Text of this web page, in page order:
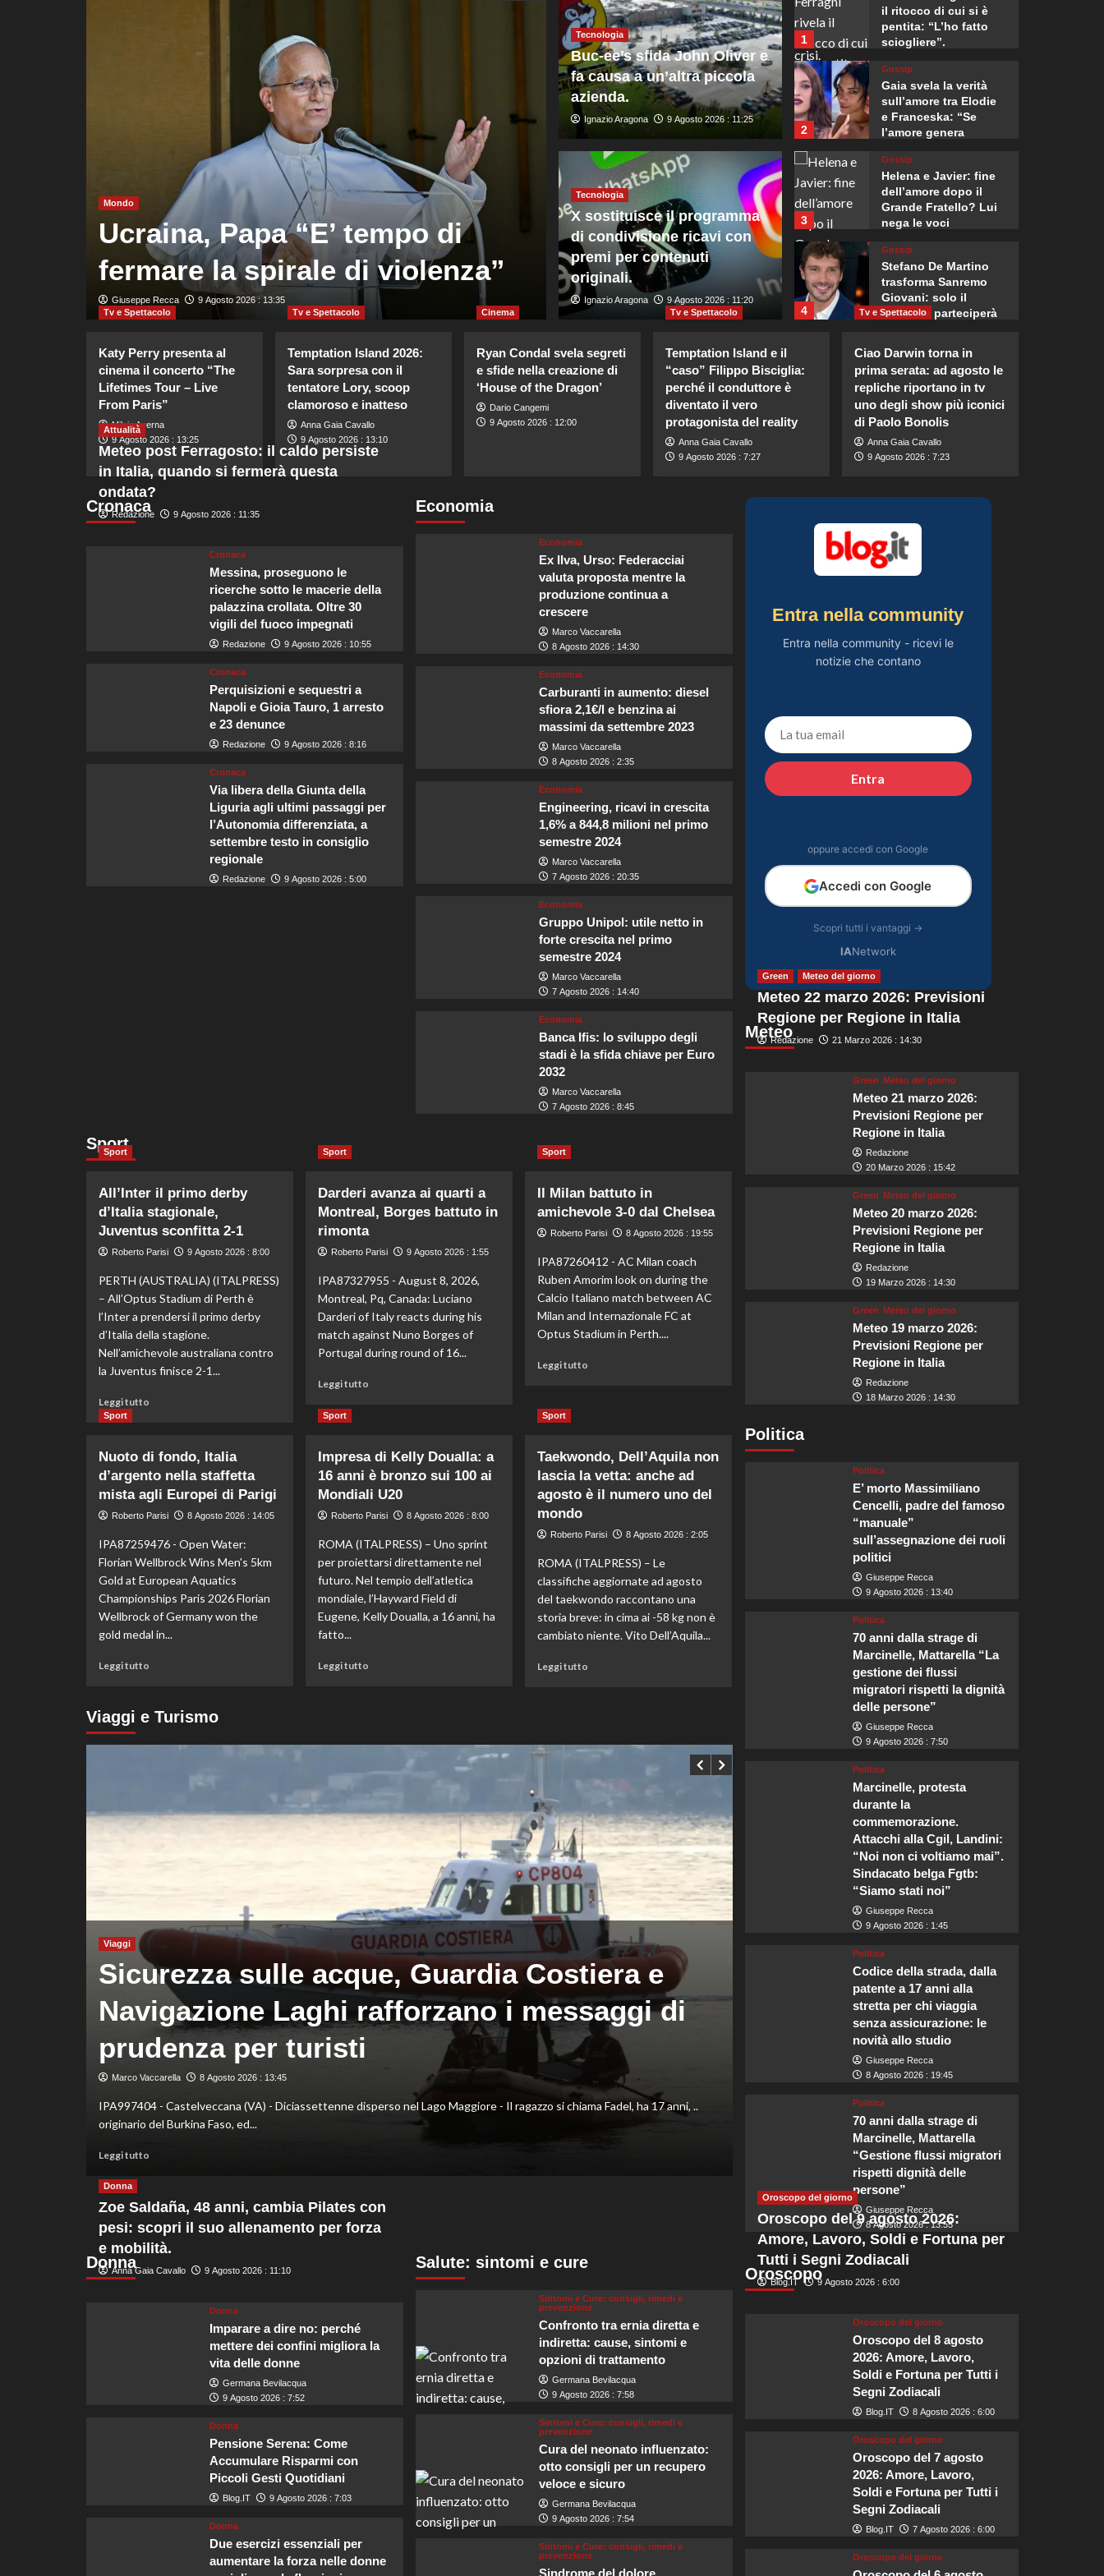
Mondo
Ucraina, Papa “E’ tempo di
fermare la spirale di violenza”
Giuseppe Recca 9 Agosto 2026 : 13:35
Spagna, implementati i controlli
alle frontiere per i viaggiatori in
arrivo dall’Italia. Il commissario
Ue Brunner sente i due Paesi
Giuseppe Recca 9 Agosto 2026 : 7:45
Tecnologia
Buc-ee’s sfida John Oliver e
fa causa a un’altra piccola
azienda.
Ignazio Aragona 9 Agosto 2026 : 11:25
Tecnologia
X sostituisce il programma
di condivisione ricavi con
premi per contenuti
originali.
Ignazio Aragona 9 Agosto 2026 : 11:20
1
il ritocco di cui si è
pentita: “L’ho fatto
sciogliere”.
2
Gossip
Gaia svela la verità
sull’amore tra Elodie
e Franceska: “Se
l’amore genera
3
Gossip
Helena e Javier: fine
dell’amore dopo il
Grande Fratello? Lui
nega le voci
4
Gossip
Stefano De Martino
trasforma Sanremo
Giovani: solo il
vincitore parteciperà
Alvaro Morata e Alice
Campello:
riconciliazione
celebrata con il primo
post dopo la crisi.
Chiara Ferragni rivela
il ritocco di cui si è
sciogliere”.
Gaia svela la verità
sull’amore tra Elodie
e Franceska: “Se
Gossip
Helena e Javier: fine
dell’amore dopo il
Grande Fratello? Lui
4
Stefano De Martino
trasforma Sanremo
Giovani: solo il
vincitore parteciperà
ai Big nel 2027.
celebrata con il primo
post dopo la crisi.
Tv e Spettacolo
Katy Perry presenta al
cinema il concerto “The
Lifetimes Tour – Live
From Paris”
Milvia Averna
9 Agosto 2026 : 13:25
Tv e Spettacolo
Temptation Island 2026:
Sara sorpresa con il
tentatore Lory, scoop
clamoroso e inatteso
Anna Gaia Cavallo
9 Agosto 2026 : 13:10
Cinema
Ryan Condal svela segreti
e sfide nella creazione di
‘House of the Dragon’
Dario Cangemi
9 Agosto 2026 : 12:00
Tv e Spettacolo
Temptation Island e il
“caso” Filippo Bisciglia:
perché il conduttore è
diventato il vero
protagonista del reality
Anna Gaia Cavallo
9 Agosto 2026 : 7:27
Tv e Spettacolo
Ciao Darwin torna in
prima serata: ad agosto le
repliche riportano in tv
uno degli show più iconici
di Paolo Bonolis
Anna Gaia Cavallo
9 Agosto 2026 : 7:23
Cronaca
Attualità
Meteo post Ferragosto: il caldo persiste
in Italia, quando si fermerà questa
ondata?
Redazione 9 Agosto 2026 : 11:35
Cronaca
Messina, proseguono le
ricerche sotto le macerie della
palazzina crollata. Oltre 30
vigili del fuoco impegnati
Redazione 9 Agosto 2026 : 10:55
Cronaca
Perquisizioni e sequestri a
Napoli e Gioia Tauro, 1 arresto
e 23 denunce
Redazione 9 Agosto 2026 : 8:16
Cronaca
Via libera della Giunta della
Liguria agli ultimi passaggi per
l’Autonomia differenziata, a
settembre testo in consiglio
regionale
Redazione 9 Agosto 2026 : 5:00
Economia
Economia
Ex Ilva, Urso: Federacciai
valuta proposta mentre la
produzione continua a
crescere
Marco Vaccarella
8 Agosto 2026 : 14:30
Economia
Carburanti in aumento: diesel
sfiora 2,1€/l e benzina ai
massimi da settembre 2023
Marco Vaccarella
8 Agosto 2026 : 2:35
Economia
Engineering, ricavi in crescita
1,6% a 844,8 milioni nel primo
semestre 2024
Marco Vaccarella
7 Agosto 2026 : 20:35
Economia
Gruppo Unipol: utile netto in
forte crescita nel primo
semestre 2024
Marco Vaccarella
7 Agosto 2026 : 14:40
Economia
Banca Ifis: lo sviluppo degli
stadi è la sfida chiave per Euro
2032
Marco Vaccarella
7 Agosto 2026 : 8:45
Sport
Sport
All’Inter il primo derby
d’Italia stagionale,
Juventus sconfitta 2-1
Roberto Parisi 9 Agosto 2026 : 8:00
PERTH (AUSTRALIA) (ITALPRESS)
– All’Optus Stadium di Perth è
l’Inter a prendersi il primo derby
d’Italia della stagione.
Nell’amichevole australiana contro
la Juventus finisce 2-1...
Leggi tuttoLeggi
All’Inter
il
primo
stagionale,
Juventus
2-
1
Sport
Darderi avanza ai quarti a
Montreal, Borges battuto in
rimonta
Roberto Parisi 9 Agosto 2026 : 1:55
IPA87327955 - August 8, 2026,
Montreal, Pq, Canada: Luciano
Darderi of Italy reacts during his
match against Nuno Borges of
Portugal during round of 16...
Leggi tuttoLeggi
avanza
ai
quarti
Montreal,
Borges
in
rimonta
Sport
Il Milan battuto in
amichevole 3-0 dal Chelsea
Roberto Parisi 8 Agosto 2026 : 19:55
IPA87260412 - AC Milan coach
Ruben Amorim look on during the
Calcio Italiano match between AC
Milan and Internazionale FC at
Optus Stadium in Perth....
Leggi tutto
battuto
in
amichevole
3-
dal
Sport
Nuoto di fondo, Italia
d’argento nella staffetta
mista agli Europei di Parigi
Roberto Parisi 8 Agosto 2026 : 14:05
IPA87259476 - Open Water:
Florian Wellbrock Wins Men's 5km
Gold at European Aquatics
Championships Paris 2026 Florian
Wellbrock of Germany won the
gold medal in...
Leggi tuttoLeggi
su
Nuoto
staffetta
agli
Sport
Impresa di Kelly Doualla: a
16 anni è bronzo sui 100 ai
Mondiali U20
Roberto Parisi 8 Agosto 2026 : 8:00
ROMA (ITALPRESS) – Uno sprint
per proiettarsi direttamente nel
futuro. Nel tempio dell’atletica
mondiale, l’Hayward Field di
Eugene, Kelly Doualla, a 16 anni, ha
fatto...
Leggi tuttoLeggi
Doualla:
anni
Mondiali
U20
Sport
Taekwondo, Dell’Aquila non
lascia la vetta: anche ad
agosto è il numero uno del
mondo
Roberto Parisi 8 Agosto 2026 : 2:05
ROMA (ITALPRESS) – Le
classifiche aggiornate ad agosto
del taekwondo raccontano una
storia breve: in cima ai -58 kg non è
cambiato niente. Vito Dell’Aquila...
Leggi tutto
Dell’Aquila
non
anche
agosto
è
il
numero
uno
mondo
Viaggi e Turismo
Viaggi
Sicurezza sulle acque, Guardia Costiera e
Navigazione Laghi rafforzano i messaggi di
prudenza per turisti
Marco Vaccarella 8 Agosto 2026 : 13:45
IPA997404 - Castelveccana (VA) - Diciassettenne disperso nel Lago Maggiore - Il ragazzo si chiama Fadel, ha 17 anni, ..
originario del Burkina Faso, ed...
Leggi tuttoLeggi
su
Sicurezza
sulle
acque,
Costiera
Perché Beaverbrook è la
matrimonio di Zendaya e
8 Agosto 2026 : 5:45
Scopri le Camere Romantiche di Beaverbrook Immerso nella
luogo che promette esperienze indimenticabili per le coppie in...
la
ideale
per
il
matrimonio
di
Donna
Donna
Zoe Saldaña, 48 anni, cambia Pilates con
pesi: scopri il suo allenamento per forza
e mobilità.
Anna Gaia Cavallo 9 Agosto 2026 : 11:10
Donna
Imparare a dire no: perché
mettere dei confini migliora la
vita delle donne
Germana Bevilacqua
9 Agosto 2026 : 7:52
Donna
Pensione Serena: Come
Accumulare Risparmi con
Piccoli Gesti Quotidiani
Blog.IT 9 Agosto 2026 : 7:03
Donna
Due esercizi essenziali per
aumentare la forza nelle donne
Salute: sintomi e cure
Sintomi e Cure: consigli, rimedi e
prevenzione
Confronto tra ernia diretta e
indiretta: cause, sintomi e
opzioni di trattamento
Germana Bevilacqua
9 Agosto 2026 : 7:58
Sintomi e Cure: consigli, rimedi e
prevenzione
Cura del neonato influenzato:
otto consigli per un recupero
veloce e sicuro
Germana Bevilacqua
9 Agosto 2026 : 7:54
Sintomi e Cure: consigli, rimedi e
prevenzione
Sindrome del dolore
Entra nella community
Entra nella community - ricevi le
notizie che contano
Entra
oppure accedi con Google
Accedi con Google
Scopri tutti i vantaggi →
IANetwork
Meteo
Green Meteo del giorno
Meteo 22 marzo 2026: Previsioni
Regione per Regione in Italia
Redazione 21 Marzo 2026 : 14:30
Green Meteo del giorno
Meteo 21 marzo 2026:
Previsioni Regione per
Regione in Italia
Redazione
20 Marzo 2026 : 15:42
Green Meteo del giorno
Meteo 20 marzo 2026:
Previsioni Regione per
Regione in Italia
Redazione
19 Marzo 2026 : 14:30
Green Meteo del giorno
Meteo 19 marzo 2026:
Previsioni Regione per
Regione in Italia
Redazione
18 Marzo 2026 : 14:30
Politica
Politica
E’ morto Massimiliano
Cencelli, padre del famoso
“manuale”
sull’assegnazione dei ruoli
politici
Giuseppe Recca
9 Agosto 2026 : 13:40
Politica
70 anni dalla strage di
Marcinelle, Mattarella “La
gestione dei flussi
migratori rispetti la dignità
delle persone”
Giuseppe Recca
9 Agosto 2026 : 7:50
Politica
Marcinelle, protesta
durante la
commemorazione.
Attacchi alla Cgil, Landini:
“Noi non ci voltiamo mai”.
Sindacato belga Fgtb:
“Siamo stati noi”
Giuseppe Recca
9 Agosto 2026 : 1:45
Politica
Codice della strada, dalla
patente a 17 anni alla
stretta per chi viaggia
senza assicurazione: le
novità allo studio
Giuseppe Recca
8 Agosto 2026 : 19:45
Politica
70 anni dalla strage di
Marcinelle, Mattarella
“Gestione flussi migratori
rispetti dignità delle
persone”
Giuseppe Recca
8 Agosto 2026 : 13:55
Oroscopo
Oroscopo del giorno
Oroscopo del 9 agosto 2026:
Amore, Lavoro, Soldi e Fortuna per
Tutti i Segni Zodiacali
Blog.IT 9 Agosto 2026 : 6:00
Oroscopo del giorno
Oroscopo del 8 agosto
2026: Amore, Lavoro,
Soldi e Fortuna per Tutti i
Segni Zodiacali
Blog.IT 8 Agosto 2026 : 6:00
Oroscopo del giorno
Oroscopo del 7 agosto
2026: Amore, Lavoro,
Soldi e Fortuna per Tutti i
Segni Zodiacali
Blog.IT 7 Agosto 2026 : 6:00
Oroscopo del giorno